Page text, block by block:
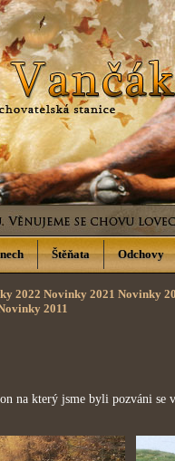
2022 Novinky 2021 Novinky
2011
na který jsme byli pozváni se
Štěňata Odchovy